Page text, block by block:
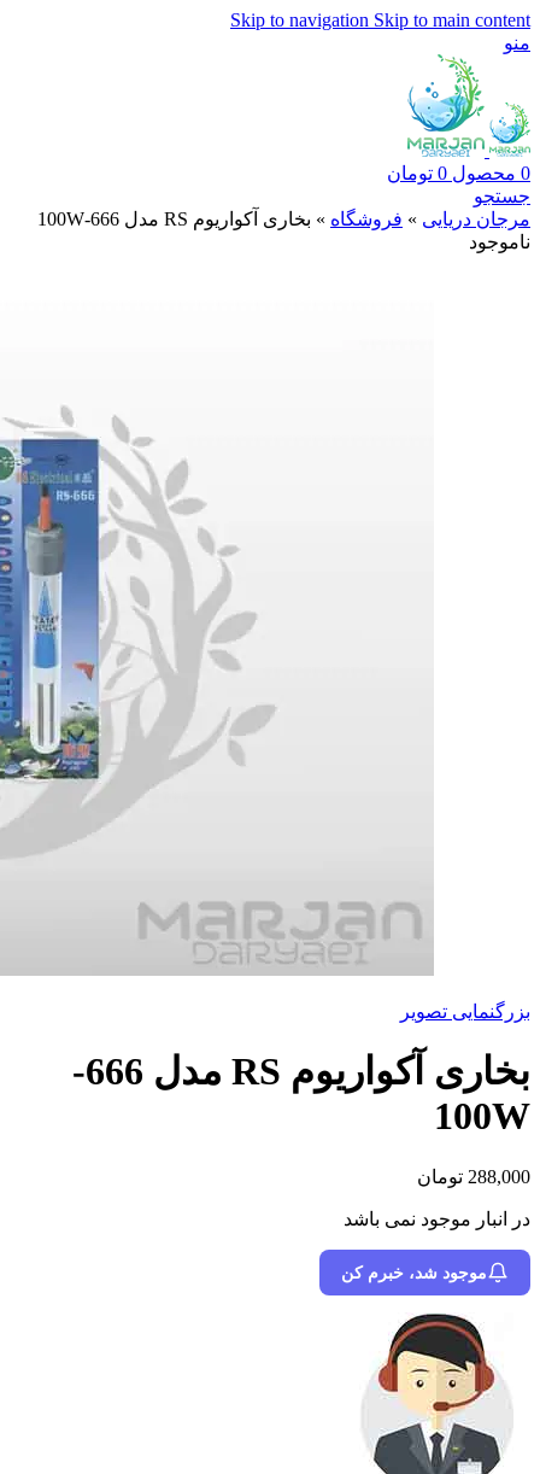
Skip to navigation Skip to main content
منو
0 محصول 0 تومان
جستجو
مرجان دریایی » فروشگاه » بخاری آکواریوم RS مدل 666-100W
ناموجود
بزرگنمایی تصویر
بخاری آکواریوم RS مدل 666-
100W
288,000 تومان
در انبار موجود نمی باشد
موجود شد، خبرم کن